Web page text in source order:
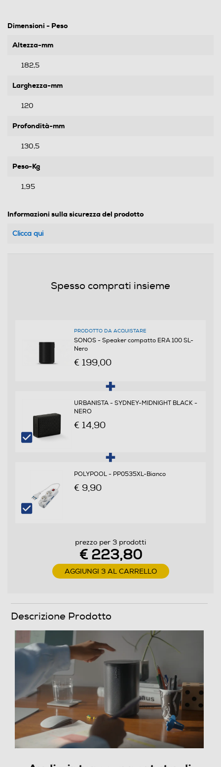
Dimensioni - Peso
Altezza-mm
182,5
Larghezza-mm
120
Profondità-mm
130,5
Peso-Kg
1,95
Informazioni sulla sicurezza del prodotto
Clicca qui
Spesso comprati insieme
PRODOTTO DA ACQUISTARE
SONOS - Speaker compatto ERA 100 SL-
Nero
€ 199,00
URBANISTA - SYDNEY-MIDNIGHT BLACK -
NERO
€ 14,90
POLYPOOL - PP0535XL-Bianco
€ 9,90
prezzo per 3 prodotti
€ 223,80
AGGIUNGI 3 AL CARRELLO
Descrizione Prodotto